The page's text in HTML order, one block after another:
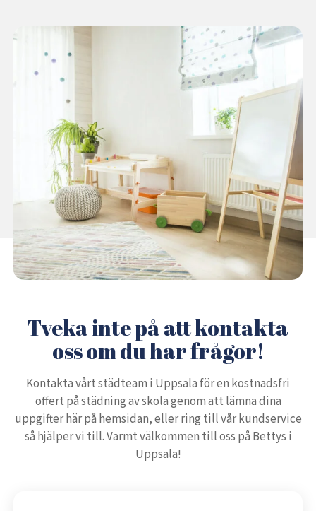
Tveka inte på att kontakta
oss om du har frågor!
Kontakta vårt städteam i Uppsala för en kostnadsfri
offert på städning av skola genom att lämna dina
uppgifter här på hemsidan, eller ring till vår kundservice
så hjälper vi till. Varmt välkommen till oss på Bettys i
Uppsala!